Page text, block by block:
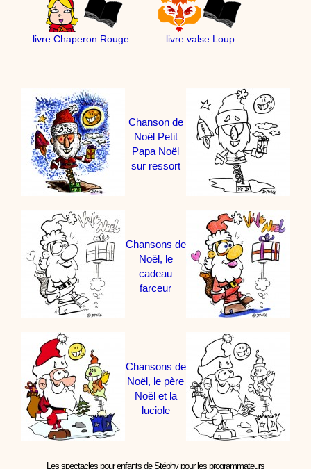
livre Chaperon Rouge livre valse Loup
Chanson de
Noël Petit
Papa Noël
sur ressort
Chansons de
Noël, le
cadeau
farceur
Chansons de
Noël, le père
Noël et la
luciole
Les spectacles pour enfants de Stéphy pour les programmateurs